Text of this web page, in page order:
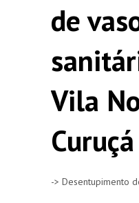
de
Vila
Curuçá
-> Desentupimento